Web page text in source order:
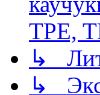
TPE,
↳
↳